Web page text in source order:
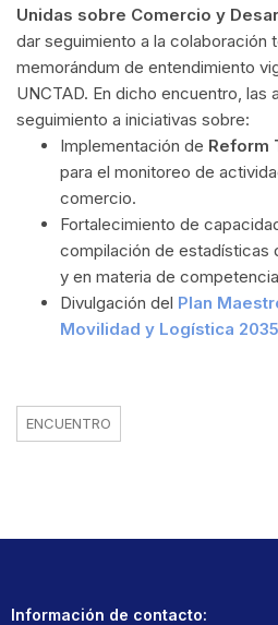
Unidas sobre Comercio y
dar seguimiento a la colaboración
memorándum de entendimiento
UNCTAD. En dicho encuentro, las
seguimiento a iniciativas sobre:
Implementación de Reform
para el monitoreo de
comercio.
Fortalecimiento de
compilación de estadísticas
y en materia de
Divulgación del Plan
Movilidad y Logística
ENCUENTRO
Información de contacto: